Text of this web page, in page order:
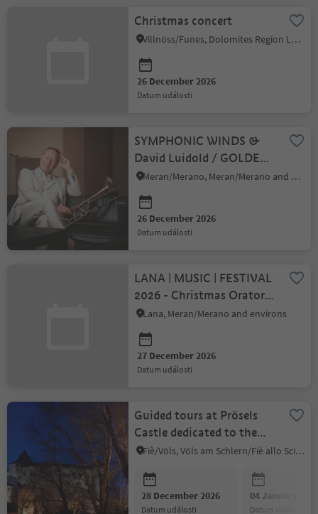
Christmas concert
Villnöss/Funes, Dolomites Region Lüsen Villnöss
26 December 2026
datum události
SYMPHONIC WINDS &
David Luidold / GOLDEN
SLIDE & SYMPHONIC
POWER
Meran/Merano, Meran/Merano and environs
26 December 2026
datum události
LANA | MUSIC | FESTIVAL
2026 - Christmas Oratorio
for Everyone
Lana, Meran/Merano and environs
27 December 2026
datum události
Guided tours at Prösels
Castle dedicated to the
taste, history and culture
Fiè/Völs, Völs am Schlern/Fiè allo Sciliar, Dolomites Region Seiser Alm
28 December 2026
datum události
04 January
datum události